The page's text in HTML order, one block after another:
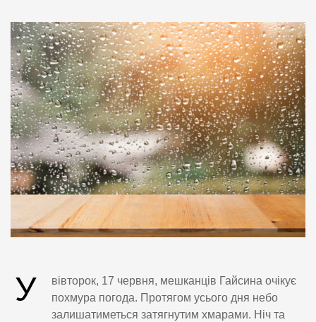
У
вівторок, 17 червня, мешканців Гайсина очікує
похмура погода. Протягом усього дня небо
залишатиметься затягнутим хмарами. Ніч та